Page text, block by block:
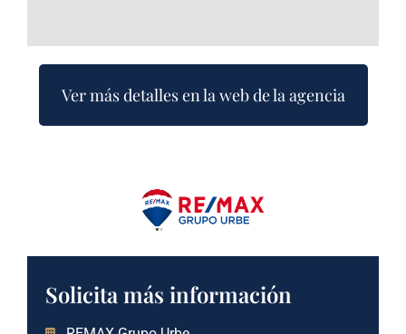
Ver más detalles en la web de la agencia
Solicita más información